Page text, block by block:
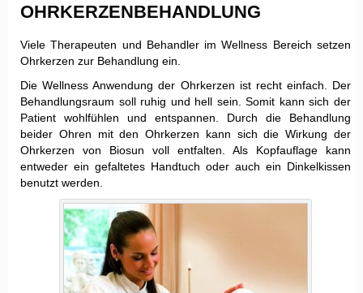
OHRKERZENBEHANDLUNG
Viele Therapeuten und Behandler im Wellness Bereich setzen
Ohrkerzen zur Behandlung ein.
Die Wellness Anwendung der Ohrkerzen ist recht einfach. Der
Behandlungsraum soll ruhig und hell sein. Somit kann sich der
Patient wohlfühlen und entspannen. Durch die Behandlung
beider Ohren mit den Ohrkerzen kann sich die Wirkung der
Ohrkerzen von Biosun voll entfalten. Als Kopfauflage kann
entweder ein gefaltetes Handtuch oder auch ein Dinkelkissen
benutzt werden.